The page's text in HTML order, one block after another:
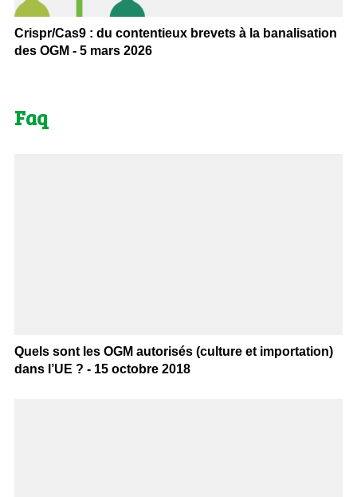
Crispr/Cas9 : du contentieux brevets à la banalisation
des OGM - 5 mars 2026
Faq
Quels sont les OGM autorisés (culture et importation)
dans l’UE ? - 15 octobre 2018